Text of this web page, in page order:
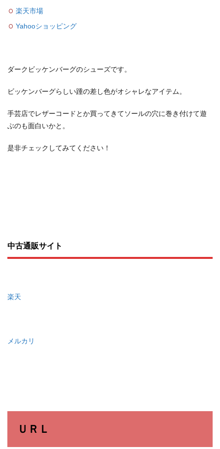
楽天市場
Yahooショッピング
ダークビッケンバーグのシューズです。
ビッケンバーグらしい踵の差し色がオシャレなアイテム。
手芸店でレザーコードとか買ってきてソールの穴に巻き付けて遊
ぶのも面白いかと。
是非チェックしてみてください！
中古通販サイト
楽天
メルカリ
ＵＲＬ